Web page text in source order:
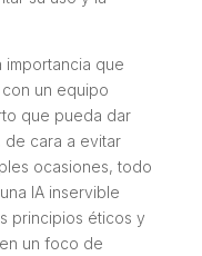
importancia que
un equipo
que pueda dar
cara a evitar
ocasiones, todo
IA inservible
principios éticos y
un foco de